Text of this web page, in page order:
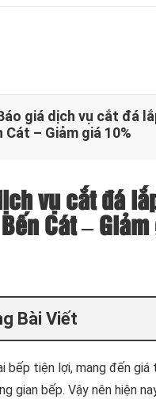
giá dịch vụ cắt đá
– Giảm giá 10%
vụ cắt đá
Cát – Giảm
Bài Viết
bếp tiện lợi, mang đến giá
gian bếp. Vậy nên hiện